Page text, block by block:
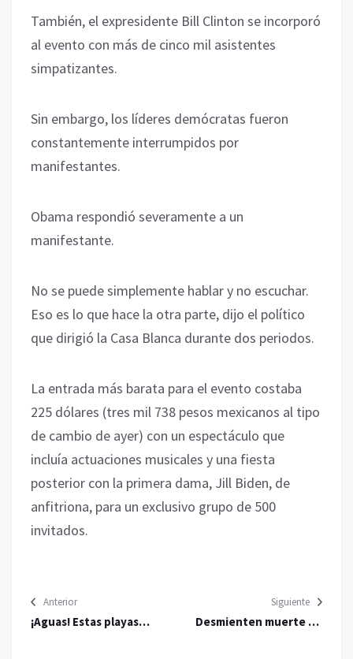
También, el expresidente Bill Clinton se incorporó
al evento con más de cinco mil asistentes
simpatizantes.
Sin embargo, los líderes demócratas fueron
constantemente interrumpidos por
manifestantes.
Obama respondió severamente a un
manifestante.
No se puede simplemente hablar y no escuchar.
Eso es lo que hace la otra parte, dijo el político
que dirigió la Casa Blanca durante dos periodos.
La entrada más barata para el evento costaba
225 dólares (tres mil 738 pesos mexicanos al tipo
de cambio de ayer) con un espectáculo que
incluía actuaciones musicales y una fiesta
posterior con la primera dama, Jill Biden, de
anfitriona, para un exclusivo grupo de 500
invitados.
Anterior
¡Aguas! Estas playas
Siguiente
Desmienten muerte de